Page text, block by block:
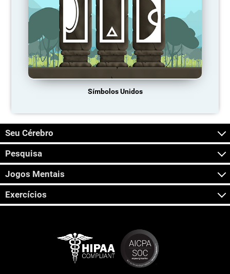
Símbolos Unidos
Seu Cérebro
Pesquisa
Jogos Mentais
Exercícios